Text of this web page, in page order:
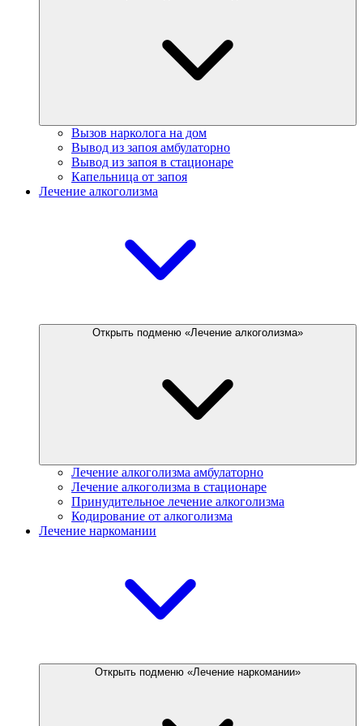
Вызов нарколога на дом
Вывод из запоя амбулаторно
Вывод из запоя в стационаре
Капельница от запоя
Лечение алкоголизма
Открыть подменю «Лечение алкоголизма»
Лечение алкоголизма амбулаторно
Лечение алкоголизма в стационаре
Принудительное лечение алкоголизма
Кодирование от алкоголизма
Лечение наркомании
Открыть подменю «Лечение наркомании»